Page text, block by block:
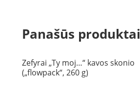
Panašūs produktai
Zefyrai „Ty moj…“ kavos skonio
(„flowpack“, 260 g)